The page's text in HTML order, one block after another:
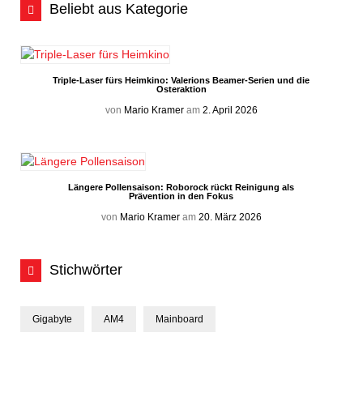
Beliebt aus Kategorie
Triple-Laser fürs Heimkino: Valerions Beamer-Serien und die
Osteraktion
von Mario Kramer am 2. April 2026
Längere Pollensaison: Roborock rückt Reinigung als
Prävention in den Fokus
von Mario Kramer am 20. März 2026
Stichwörter
Gigabyte AM4 Mainboard